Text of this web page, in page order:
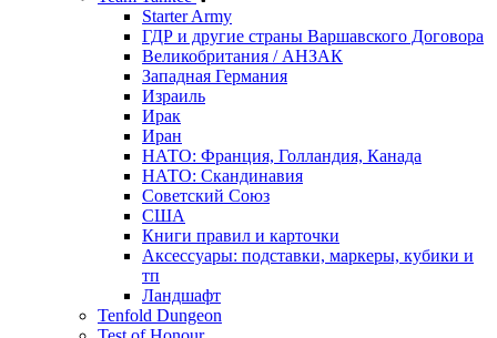
Starter Army
ГДР и другие страны Варшавского Договора
Великобритания / АНЗАК
Западная Германия
Израиль
Ирак
Иран
НАТО: Франция, Голландия, Канада
НАТО: Скандинавия
Советский Союз
США
Книги правил и карточки
Аксессуары: подставки, маркеры, кубики и
тп
Ландшафт
Tenfold Dungeon